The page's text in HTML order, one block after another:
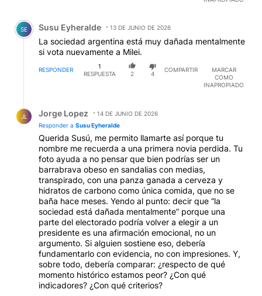
ejercer lo que se ha estudiado. Cinco años dediqué a
la docencia en colegios y en dos universidades
privadas. Entendí que jamás pueden igualar el nivel ni
la libertad y el respeto por los docentes que tiene la
universidad pública.
Comentario de Susu Eyheralde.
SE Susu Eyheralde 13 DE JUNIO DE 2026
La sociedad argentina está muy dañada mentalmente
si vota nuevamente a Milei.
RESPONDER
1
RESPUESTA
2 4
COMPARTIR
MARCAR
COMO
INAPROPIADO
JL Jorge Lopez
14 DE JUNIO DE 2026
Responder a Susu Eyheralde
Querida Susú, me permito llamarte así porque tu
nombre me recuerda a una primera novia perdida. Tu
foto ayuda a no pensar que bien podrías ser un
barrabrava obeso en sandalias con medias,
transpirado, con una panza ganada a cerveza y
hidratos de carbono como única comida, que no se
baña hace meses. Yendo al punto: decir que “la
sociedad está dañada mentalmente” porque una
parte del electorado podría volver a elegir a un
presidente es una afirmación emocional, no un
argumento. Si alguien sostiene eso, debería
fundamentarlo con evidencia, no con impresiones. Y,
sobre todo, debería comparar: ¿respecto de qué
momento histórico estamos peor? ¿Con qué
indicadores? ¿Con qué criterios?